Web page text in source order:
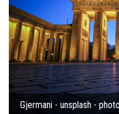
Gjermani - unsplash -